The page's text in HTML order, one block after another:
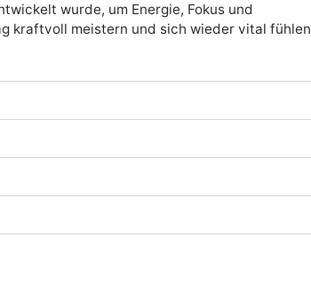
wurde, um Energie, Fokus und
kraftvoll meistern und sich wieder vital fühlen